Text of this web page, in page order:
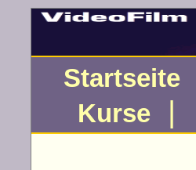
Startseite
Kurse|